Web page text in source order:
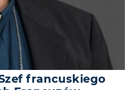
francuskiego